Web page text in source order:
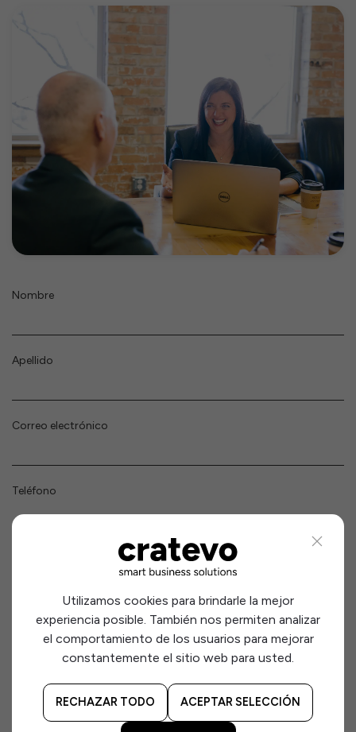
Nombre
Apellido
Correo electrónico
Teléfono
Años de experiencia
Utilizamos cookies para brindarle la mejor
experiencia posible. También nos permiten analizar
el comportamiento de los usuarios para mejorar
constantemente el sitio web para usted.
RECHAZAR TODO ACEPTAR SELECCIÓN